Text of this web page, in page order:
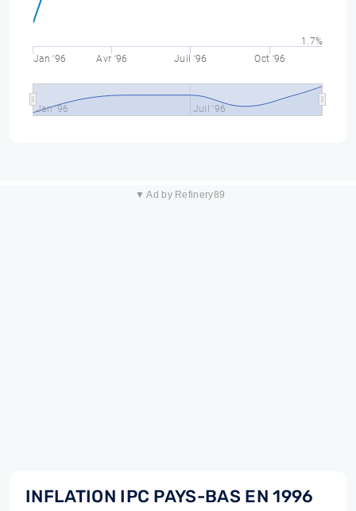
Jan '96 Avr '96 Juil '96 Oct '96
Jan '96 Juil '96
1.7%
▼ Ad by Refinery89
INFLATION IPC PAYS-BAS EN 1996